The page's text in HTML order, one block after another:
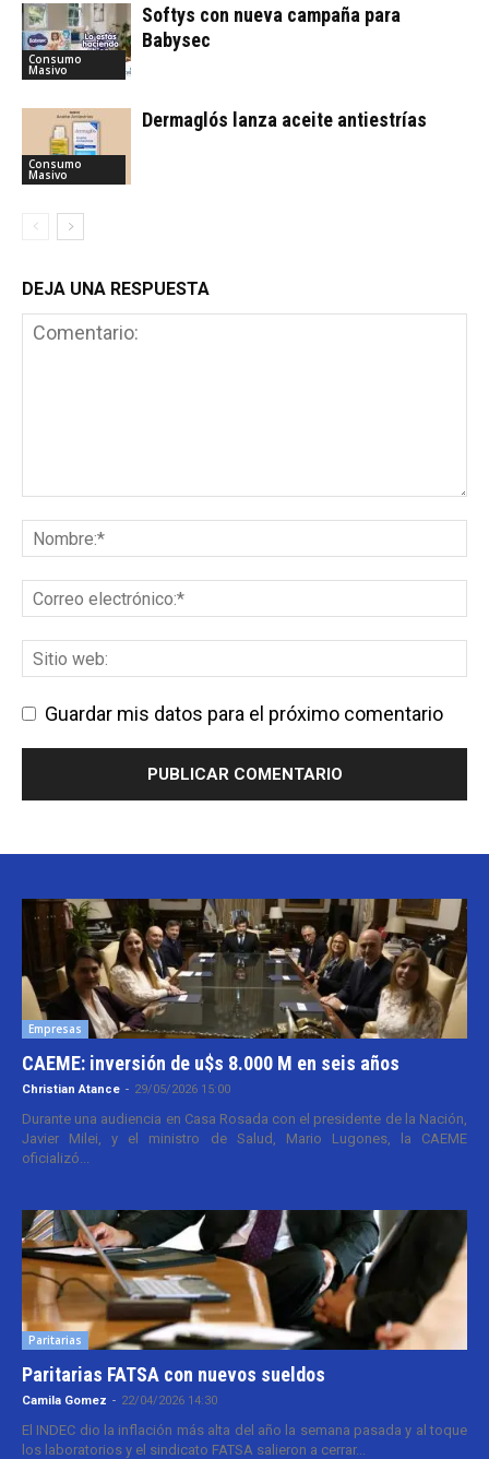
Consumo
Masivo
Softys con nueva campaña para
Babysec
Consumo
Masivo
Dermaglós lanza aceite antiestrías
DEJA UNA RESPUESTA
Guardar mis datos para el próximo comentario
Empresas
CAEME: inversión de u$s 8.000 M en seis años
Christian Atance - 29/05/2026 15:00
Durante una audiencia en Casa Rosada con el presidente de la Nación,
Javier Milei, y el ministro de Salud, Mario Lugones, la CAEME
oficializó...
Paritarias
Paritarias FATSA con nuevos sueldos
Camila Gomez - 22/04/2026 14:30
El INDEC dio la inflación más alta del año la semana pasada y al toque
los laboratorios y el sindicato FATSA salieron a cerrar...